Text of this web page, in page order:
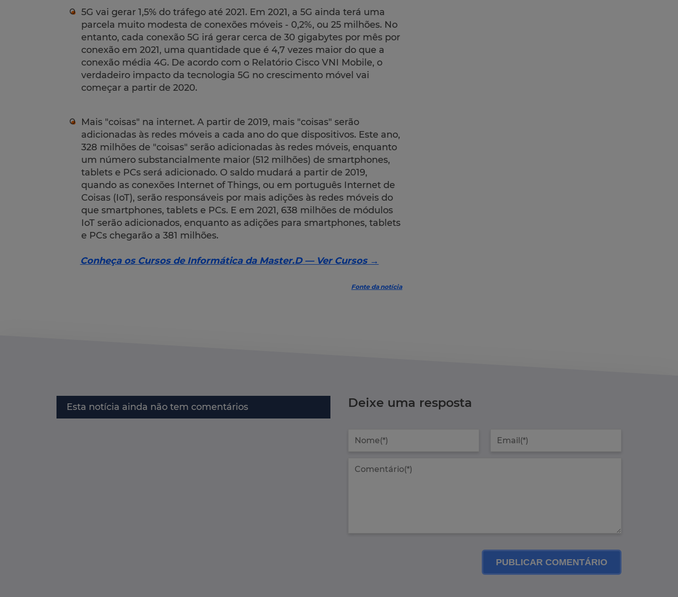
5G vai gerar 1,5% do tráfego até 2021. Em 2021, a 5G ainda terá uma
parcela muito modesta de conexões móveis - 0,2%, ou 25 milhões. No
entanto, cada conexão 5G irá gerar cerca de 30 gigabytes por mês por
conexão em 2021, uma quantidade que é 4,7 vezes maior do que a
conexão média 4G. De acordo com o Relatório Cisco VNI Mobile, o
verdadeiro impacto da tecnologia 5G no crescimento móvel vai
começar a partir de 2020.
Mais "coisas" na internet. A partir de 2019, mais "coisas" serão
adicionadas às redes móveis a cada ano do que dispositivos. Este ano,
328 milhões de "coisas" serão adicionadas às redes móveis, enquanto
um número substancialmente maior (512 milhões) de smartphones,
tablets e PCs será adicionado. O saldo mudará a partir de 2019,
quando as conexões Internet of Things, ou em português Internet de
Coisas (IoT), serão responsáveis por mais adições às redes móveis do
que smartphones, tablets e PCs. E em 2021, 638 milhões de módulos
IoT serão adicionados, enquanto as adições para smartphones, tablets
e PCs chegarão a 381 milhões.
Conheça os Cursos de Informática da Master.D— Ver Cursos →
Fonte da notícia
Esta notícia ainda não tem comentários Deixe uma resposta
PUBLICAR COMENTÁRIO